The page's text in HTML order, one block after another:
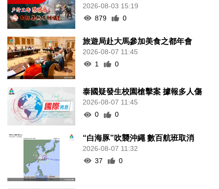
2026-08-03 15:19
879
0
旅遊局赴大馬參加美食之都年會
2026-08-07 11:45
1
0
泰國疑發生校園槍擊案 據報多人傷
2026-08-07 11:45
0
0
“白海豚”吹襲沖繩 數百航班取消
2026-08-07 11:32
37
0